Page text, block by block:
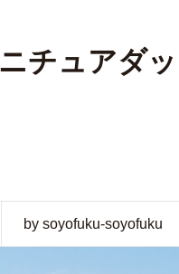
チュアダッ
by soyofuku-soyofuku